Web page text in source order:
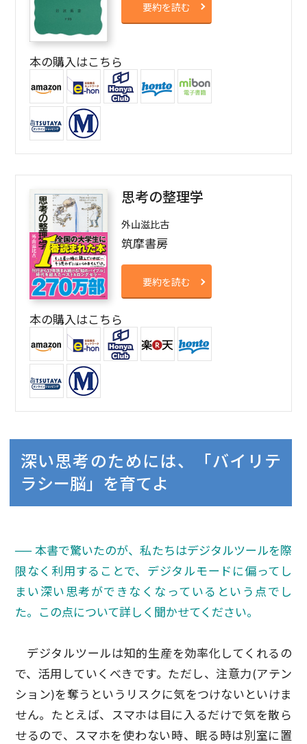
要約を読む
本の購入はこちら
思考の整理学
外山滋比古
筑摩書房
要約を読む
本の購入はこちら
深い思考のためには、「バイリテ
ラシー脳」を育てよ
── 本書で驚いたのが、私たちはデジタルツールを際
限なく利用することで、デジタルモードに偏ってし
まい深い思考ができなくなっているという点でし
た。この点について詳しく聞かせてください。
デジタルツールは知的生産を効率化してくれるの
で、活用していくべきです。ただし、注意力(アテン
ション)を奪うというリスクに気をつけないといけま
せん。たとえば、スマホは目に入るだけで気を散ら
せるので、スマホを使わない時、眠る時は別室に置